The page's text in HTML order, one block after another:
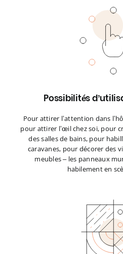
Possibilités
Pour attirer l’attention dans
pour attirer l’œil chez soi, pour
des salles de bains, pour
caravanes, pour décorer des
meubles – les panneaux
habilement en